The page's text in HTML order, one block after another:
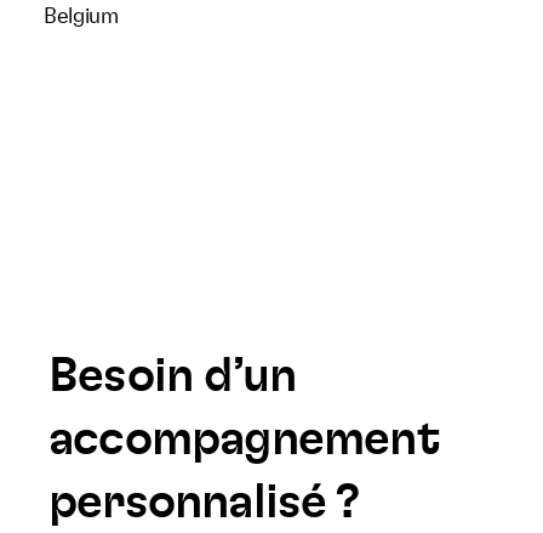
Belgium
Besoin d’un
accompagnement
personnalisé ?